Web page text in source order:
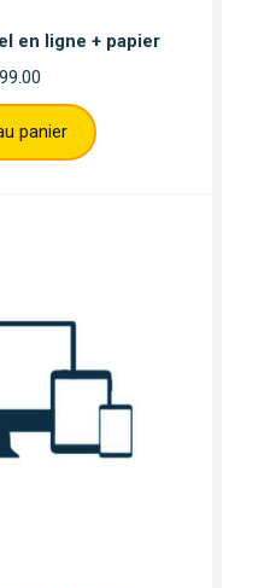
en ligne + papier
panier